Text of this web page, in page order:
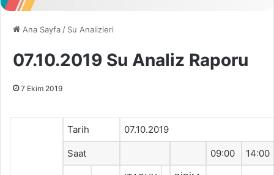
Ana Sayfa / Su Analizleri
07.10.2019 Su Analiz Raporu
7 Ekim 2019
Tarih 07.10.2019
Saat 09:00 14:00